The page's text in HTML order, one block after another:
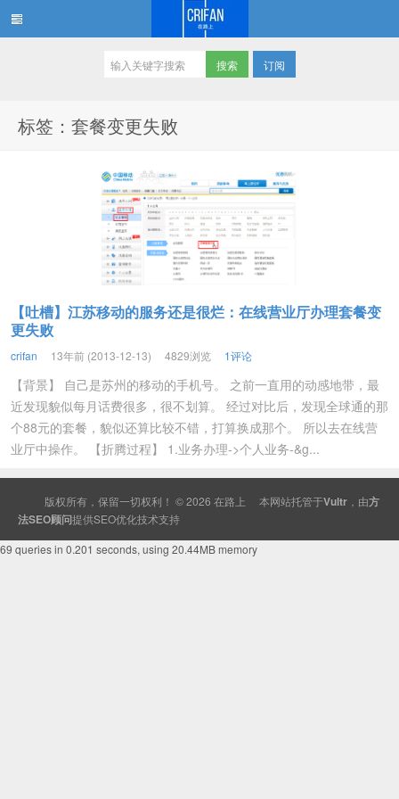
订阅
标签：套餐变更失败
【吐槽】江苏移动的服务还是很烂：在线营业厅办理套餐变
更失败
crifan 13年前 (2013-12-13) 4829浏览 1评论
【背景】 自己是苏州的移动的手机号。 之前一直用的动感地带，最
近发现貌似每月话费很多，很不划算。 经过对比后，发现全球通的那
个88元的套餐，貌似还算比较不错，打算换成那个。 所以去在线营
业厅中操作。 【折腾过程】 1.业务办理->个人业务-&g...
版权所有，保留一切权利！ © 2026 在路上 本网站托管于Vultr ，由方
法SEO顾问提供SEO优化技术支持
69 queries in 0.201 seconds, using 20.44MB memory